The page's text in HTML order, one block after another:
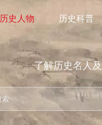
历史人物 历史科普
了解历史名人